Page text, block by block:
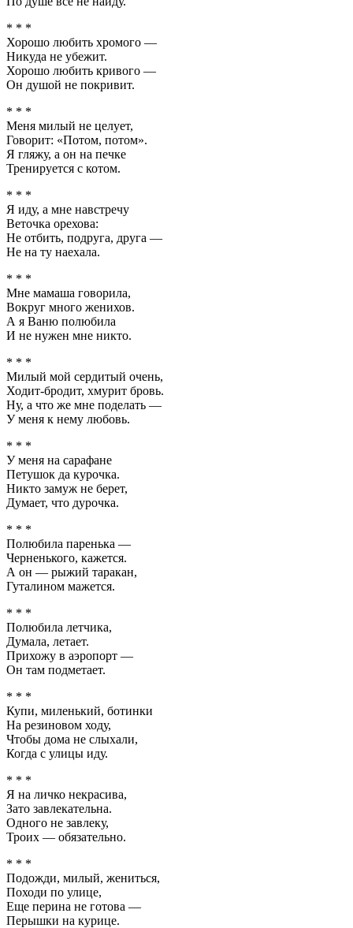
* * *
Хорошо любить хромого —
Никуда не убежит.
Хорошо любить кривого —
Он душой не покривит.
* * *
Меня милый не целует,
Говорит: «Потом, потом».
Я гляжу, а он на печке
Тренируется с котом.
* * *
Я иду, а мне навстречу
Веточка орехова:
Не отбить, подруга, друга —
Не на ту наехала.
* * *
Мне мамаша говорила,
Вокруг много женихов.
А я Ваню полюбила
И не нужен мне никто.
* * *
Милый мой сердитый очень,
Ходит-бродит, хмурит бровь.
Ну, а что же мне поделать —
У меня к нему любовь.
* * *
У меня на сарафане
Петушок да курочка.
Никто замуж не берет,
Думает, что дурочка.
* * *
Полюбила паренька —
Черненького, кажется.
А он — рыжий таракан,
Гуталином мажется.
* * *
Полюбила летчика,
Думала, летает.
Прихожу в аэропорт —
Он там подметает.
* * *
Купи, миленький, ботинки
На резиновом ходу,
Чтобы дома не слыхали,
Когда с улицы иду.
* * *
Я на личко некрасива,
Зато завлекательна.
Одного не завлеку,
Троих — обязательно.
* * *
Подожди, милый, жениться,
Походи по улице,
Еще перина не готова —
Перышки на курице.